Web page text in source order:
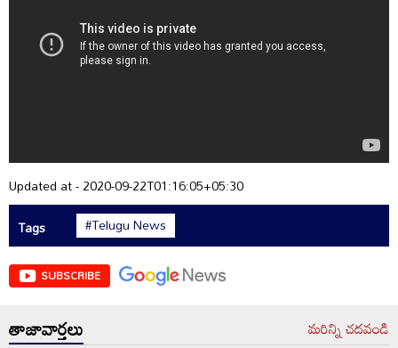
Updated at - 2020-09-22T01:16:05+05:30
Tags
#Telugu News
SUBSCRIBE
తాజావార్తలు మరిన్ని చదవండి